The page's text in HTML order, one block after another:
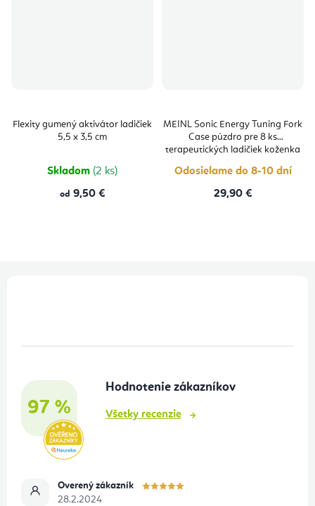
Flexity gumený aktivátor ladičiek
5,5 x 3,5 cm
Skladom (2 ks)
od 9,50 €
MEINL Sonic Energy Tuning Fork
Case púzdro pre 8 ks
terapeutických ladičiek koženka
Odosielame do 8-10 dní
29,90 €
97 %
Hodnotenie zákazníkov
Všetky recenzie
Overený zákazník
28.2.2024